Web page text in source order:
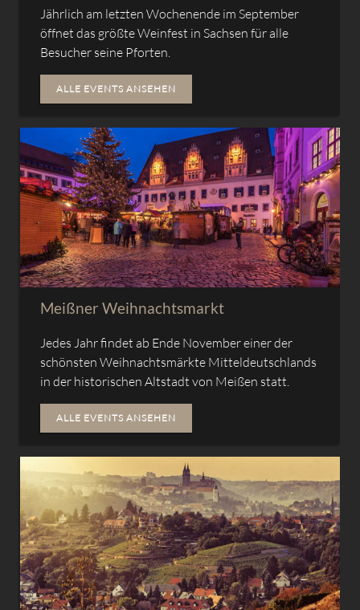
Jährlich am letzten Wochenende im September
öffnet das größte Weinfest in Sachsen für alle
Besucher seine Pforten.
ALLE EVENTS ANSEHEN
Meißner Weihnachtsmarkt
Jedes Jahr findet ab Ende November einer der
schönsten Weihnachtsmärkte Mitteldeutschlands
in der historischen Altstadt von Meißen statt.
ALLE EVENTS ANSEHEN